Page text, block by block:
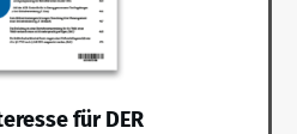
für DER